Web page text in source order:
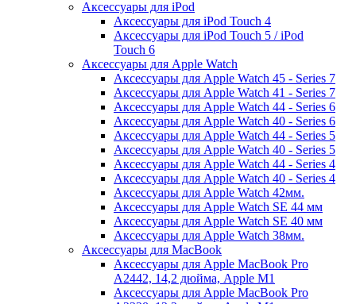
Аксессуары для iPod
Аксессуары для iPod Touch 4
Аксессуары для iPod Touch 5 / iPod
Touch 6
Аксессуары для Apple Watch
Аксессуары для Apple Watch 45 - Series 7
Аксессуары для Apple Watch 41 - Series 7
Аксессуары для Apple Watch 44 - Series 6
Аксессуары для Apple Watch 40 - Series 6
Аксессуары для Apple Watch 44 - Series 5
Аксессуары для Apple Watch 40 - Series 5
Аксессуары для Apple Watch 44 - Series 4
Аксессуары для Apple Watch 40 - Series 4
Аксессуары для Apple Watch 42мм.
Аксессуары для Apple Watch SE 44 мм
Аксессуары для Apple Watch SE 40 мм
Аксессуары для Apple Watch 38мм.
Аксессуары для MacBook
Аксессуары для Apple MacBook Pro
A2442, 14,2 дюйма, Apple M1
Аксессуары для Apple MacBook Pro